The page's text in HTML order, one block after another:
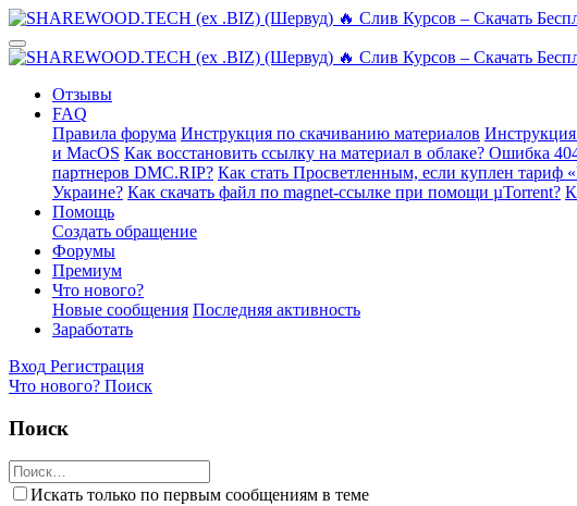
Отзывы
FAQ
Правила форума Инструкция по скачиванию материалов Инструкция
и MacOS Как восстановить ссылку на материал в облаке? Ошибка
партнеров DMC.RIP? Как стать Просветленным, если куплен тариф
Украине? Как скачать файл по magnet-ссылке при помощи µTorrent?
Помощь
Создать обращение
Форумы
Премиум
Что нового?
Новые сообщения Последняя активность
Заработать
Вход Регистрация
Что нового? Поиск
Поиск
Искать только по первым сообщениям в теме